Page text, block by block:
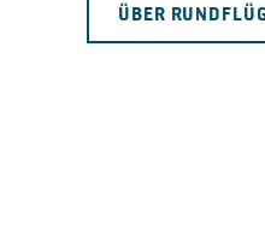
ÜBER